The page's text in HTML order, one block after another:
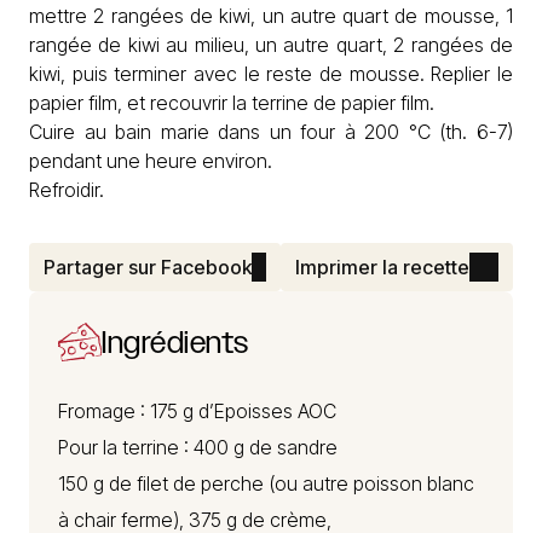
mettre 2 rangées de kiwi, un autre quart de mousse, 1
rangée de kiwi au milieu, un autre quart, 2 rangées de
kiwi, puis terminer avec le reste de mousse. Replier le
papier film, et recouvrir la terrine de papier film.
Cuire au bain marie dans un four à 200 °C (th. 6-7)
pendant une heure environ.
Refroidir.
Partager sur Facebook Imprimer la recette
Ingrédients
Fromage : 175 g d’Epoisses AOC
Pour la terrine : 400 g de sandre
150 g de filet de perche (ou autre poisson blanc
à chair ferme), 375 g de crème,